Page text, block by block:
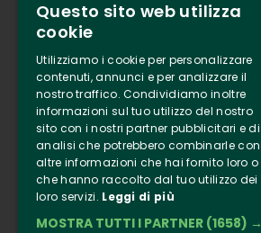
Chi siamo
Tenuta Selvaggia
Contatti
Biglietteria
Clappit
Informazione
Seguici
Questo sito web utilizza
cookie
Utilizziamo i cookie per personalizzare
contenuti, annunci e per analizzare il
nostro traffico. Condividiamo inoltre
informazioni sul tuo utilizzo del nostro
sito con i nostri partner pubblicitari e di
analisi che potrebbero combinarle con
altre informazioni che hai fornito loro o
che hanno raccolto dal tuo utilizzo dei
loro servizi. Leggi di più
MOSTRA TUTTI I PARTNER (1658) →